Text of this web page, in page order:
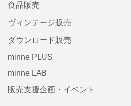
食品販売
ヴィンテージ販売
ダウンロード販売
minne PLUS
minne LAB
販売支援企画・イベント